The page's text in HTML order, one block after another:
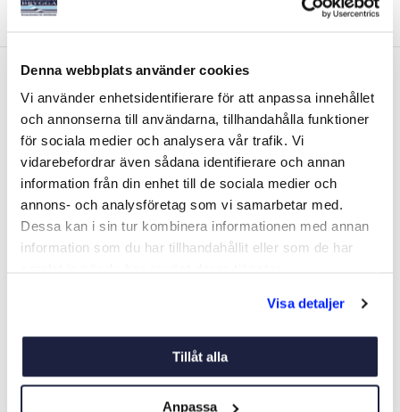
Denna webbplats använder cookies
Vi använder enhetsidentifierare för att anpassa innehållet
och annonserna till användarna, tillhandahålla funktioner
för sociala medier och analysera vår trafik. Vi
vidarebefordrar även sådana identifierare och annan
information från din enhet till de sociala medier och
annons- och analysföretag som vi samarbetar med.
Dessa kan i sin tur kombinera informationen med annan
information som du har tillhandahållit eller som de har
Visa detaljer
Tillåt alla
Anpassa
Fråga om produkt
Liknande produkter
KASTSPÖ 2-DELAD 240
KRÄFTHÅV